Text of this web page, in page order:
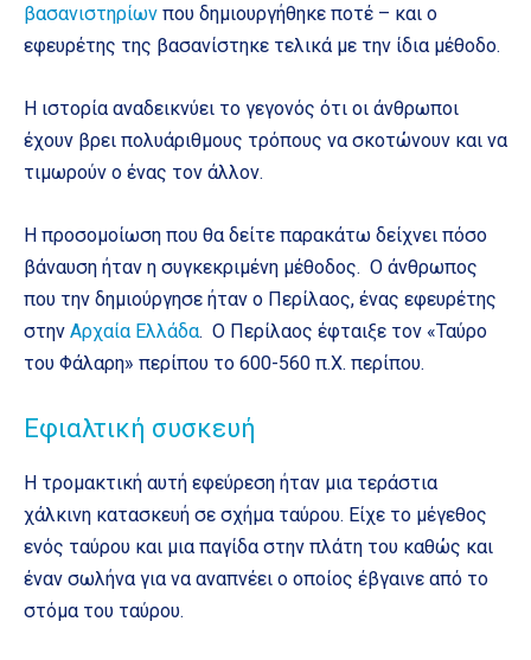
βασανιστηρίων που δημιουργήθηκε ποτέ – και ο
εφευρέτης της βασανίστηκε τελικά με την ίδια μέθοδο.
Η ιστορία αναδεικνύει το γεγονός ότι οι άνθρωποι
έχουν βρει πολυάριθμους τρόπους να σκοτώνουν και να
τιμωρούν ο ένας τον άλλον.
Η προσομοίωση που θα δείτε παρακάτω δείχνει πόσο
βάναυση ήταν η συγκεκριμένη μέθοδος. Ο άνθρωπος
που την δημιούργησε ήταν ο Περίλαος, ένας εφευρέτης
στην Αρχαία Ελλάδα. Ο Περίλαος έφταιξε τον «Ταύρο
του Φάλαρη» περίπου το 600-560 π.Χ. περίπου.
Εφιαλτική συσκευή
Η τρομακτική αυτή εφεύρεση ήταν μια τεράστια
χάλκινη κατασκευή σε σχήμα ταύρου. Είχε το μέγεθος
ενός ταύρου και μια παγίδα στην πλάτη του καθώς και
έναν σωλήνα για να αναπνέει ο οποίος έβγαινε από το
στόμα του ταύρου.